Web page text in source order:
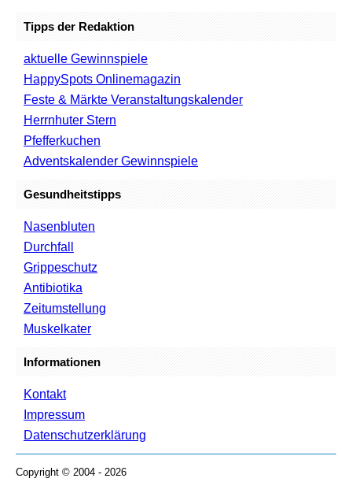
Tipps der Redaktion
aktuelle Gewinnspiele
HappySpots Onlinemagazin
Feste & Märkte Veranstaltungskalender
Herrnhuter Stern
Pfefferkuchen
Adventskalender Gewinnspiele
Gesundheitstipps
Nasenbluten
Durchfall
Grippeschutz
Antibiotika
Zeitumstellung
Muskelkater
Informationen
Kontakt
Impressum
Datenschutzerklärung
Copyright © 2004 - 2026